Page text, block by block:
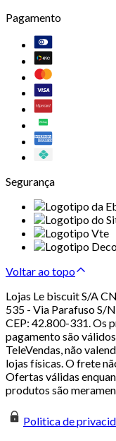
Pagamento
Segurança
Voltar ao topo
Lojas Le biscuit S/A
535 - Via Parafuso S/
CEP: 42.800-331. Os
pagamento são
TeleVendas, não
lojas físicas. O frete
Ofertas válidas
produtos são
Politica de